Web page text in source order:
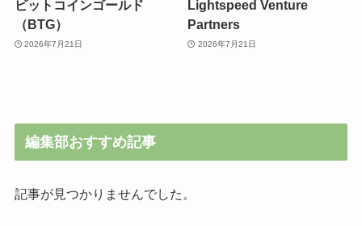
ビットコインゴールド
（BTG）
2026年7月21日
Lightspeed Venture
Partners
2026年7月21日
編集部おすすめ記事
記事が見つかりませんでした。